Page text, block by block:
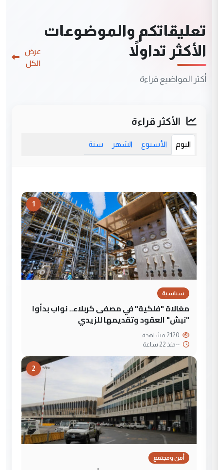
تعليقاتكم والموضوعات
الأكثر تداولاً
أكثر المواضيع قراءة
عرض
الكل
الأكثر قراءة
اليوم الأسبوع الشهر سنة
1
سياسية
مغالاة "فلكية" في مصفى كربلاء.. نواب بدأوا
"نبش" العقود وتقديمها للزيدي
--منذ 22 ساعة
2
أمن ومجتمع